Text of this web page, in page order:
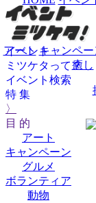
イベント
ミツケタって？
イベント検索
特 集
〉
目 的
アート
キャンペーン
グルメ
ボランティア
動物
アート キャンペー
癒し